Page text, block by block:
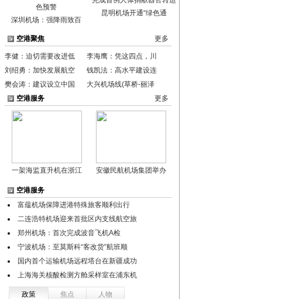
深圳机场：强降雨致百
昆明机场开通“绿色通
空港聚焦 更多
李健：迫切需要改进低
李海鹰：凭这四点，川
刘绍勇：加快发展航空
钱凯法：高水平建设连
樊会涛：建议设立中国
大兴机场线(草桥-丽泽
空港服务
更多
一架海监直升机在浙江 安徽民航机场集团举办
空港服务
富蕴机场保障进港特殊旅客顺利出行
二连浩特机场迎来首批区内支线航空旅
郑州机场：首次完成波音飞机A检
宁波机场：至莫斯科“客改货”航班顺
国内首个运输机场远程塔台在新疆成功
上海海关核酸检测方舱采样室在浦东机
政策 焦点 人物